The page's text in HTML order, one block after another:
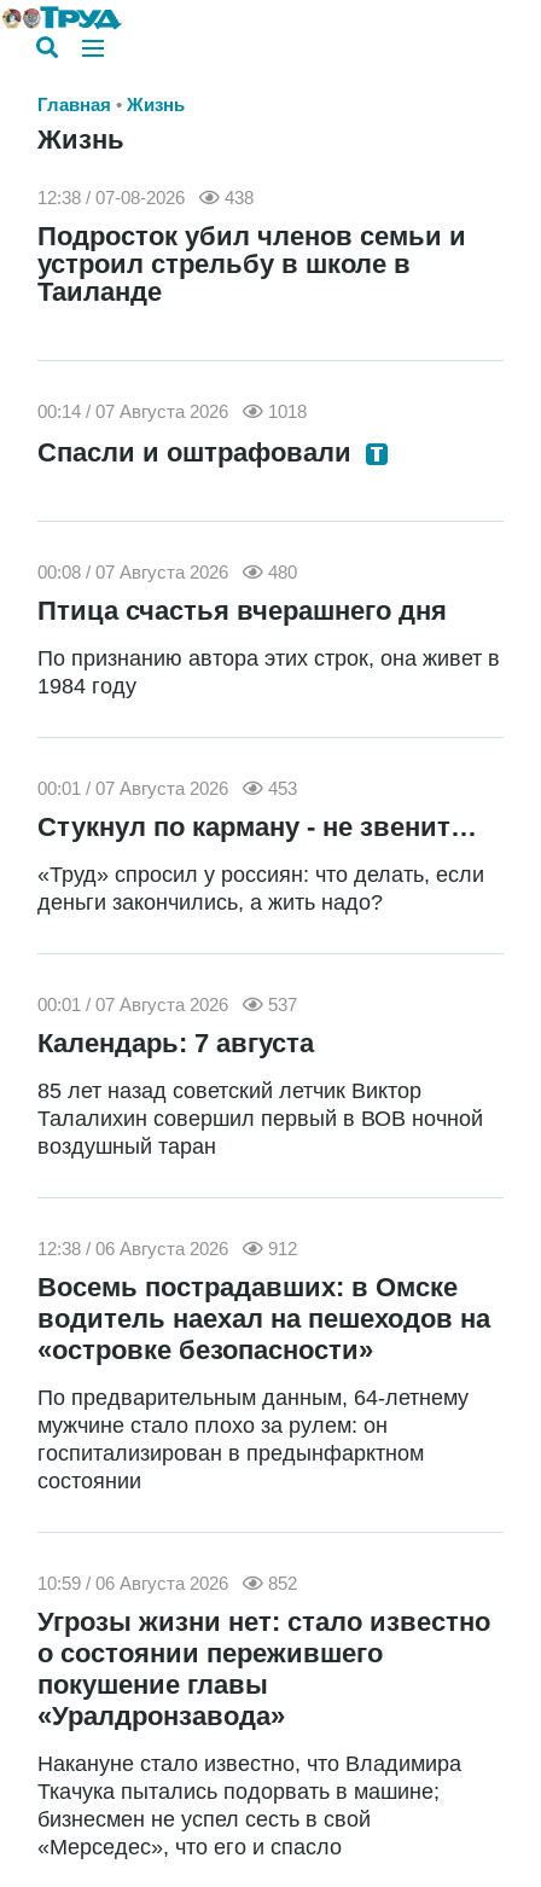
Главная Жизнь
Жизнь
12:38 / 07-08-2026 438
Подросток убил членов семьи и
устроил стрельбу в школе в
Таиланде
00:14 / 07 Августа 2026 1018
Спасли и оштрафовали
00:08 / 07 Августа 2026 480
Птица счастья вчерашнего дня
По признанию автора этих строк, она живет в
1984 году
00:01 / 07 Августа 2026 453
Стукнул по карману - не звенит…
«Труд» спросил у россиян: что делать, если
деньги закончились, а жить надо?
00:01 / 07 Августа 2026 537
Календарь: 7 августа
85 лет назад советский летчик Виктор
Талалихин совершил первый в ВОВ ночной
воздушный таран
12:38 / 06 Августа 2026 912
Восемь пострадавших: в Омске
водитель наехал на пешеходов на
«островке безопасности»
По предварительным данным, 64-летнему
мужчине стало плохо за рулем: он
госпитализирован в предынфарктном
состоянии
10:59 / 06 Августа 2026 852
Угрозы жизни нет: стало известно
о состоянии пережившего
покушение главы
«Уралдронзавода»
Накануне стало известно, что Владимира
Ткачука пытались подорвать в машине;
бизнесмен не успел сесть в свой
«Мерседес», что его и спасло